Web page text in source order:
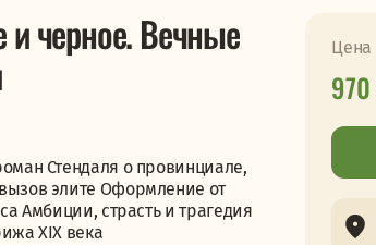
и черное. Вечные
Стендаля о провинциале,
элите Оформление от
Амбиции, страсть и трагедия
XIX века
Цена